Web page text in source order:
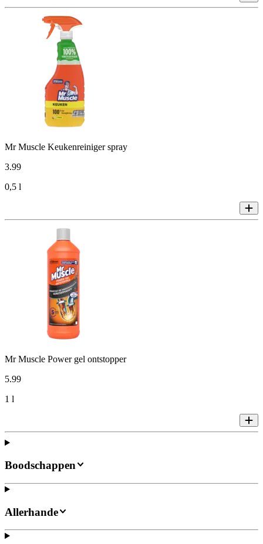
Mr Muscle Keukenreiniger spray
3.99
0,5 l
Mr Muscle Power gel ontstopper
5.99
1 l
Boodschappen
Allerhande